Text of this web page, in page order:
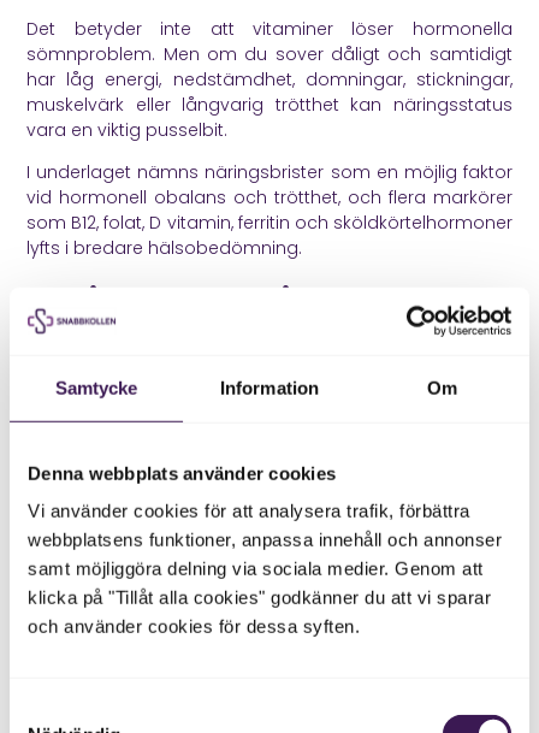
Samtycke Information Om
Denna webbplats använder cookies
Vi använder cookies för att analysera trafik, förbättra
webbplatsens funktioner, anpassa innehåll och annonser
samt möjliggöra delning via sociala medier. Genom att
klicka på "Tillåt alla cookies" godkänner du att vi sparar
och använder cookies för dessa syften.
Det betyder inte att vitaminer löser hormonella
sömnproblem. Men om du sover dåligt och samtidigt
har låg energi, nedstämdhet, domningar, stickningar,
muskelvärk eller långvarig trötthet kan näringsstatus
vara en viktig pusselbit.
I underlaget nämns näringsbrister som en möjlig faktor
vid hormonell obalans och trötthet, och flera markörer
som B12, folat, D vitamin, ferritin och sköldkörtelhormoner
lyfts i bredare hälsobedömning.
Kortisol och nattlig oro
hjälper oss att vakna, hantera belastning och hålla
blodsocker stabilt. Men när stressen är långvarig kan
kortisolrytmen upplevas som störd. Man kan känna sig
med tankarna på högvarv.
Kortisolprov kan ibland vara relevant, men det ska
tolkas varsamt. Ett enskilt kortisolvärde förklarar sällan
hela sömnen. Det är ofta mer hjälpsamt att se på
rytmen i vardagen, återhämtningen, koffein, alkohol,
träning, sömnvanor och symtom.